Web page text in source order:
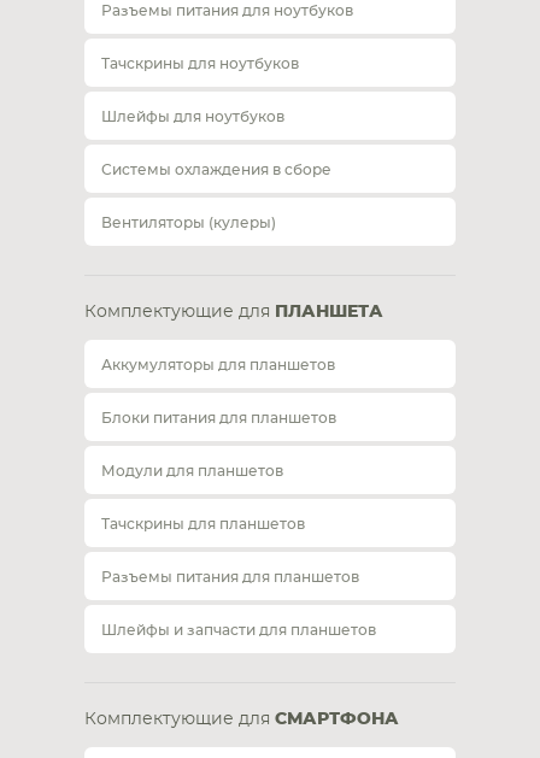
Разъемы питания для ноутбуков
Тачскрины для ноутбуков
Шлейфы для ноутбуков
Системы охлаждения в сборе
Вентиляторы (кулеры)
Комплектующие для ПЛАНШЕТА
Аккумуляторы для планшетов
Блоки питания для планшетов
Модули для планшетов
Тачскрины для планшетов
Разъемы питания для планшетов
Шлейфы и запчасти для планшетов
Комплектующие для СМАРТФОНА